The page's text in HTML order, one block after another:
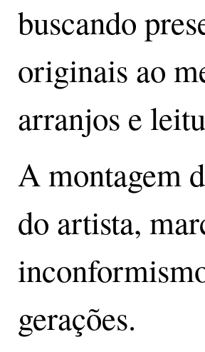
buscando
originais ao
arranjos e
A montagem
do artista,
gerações.